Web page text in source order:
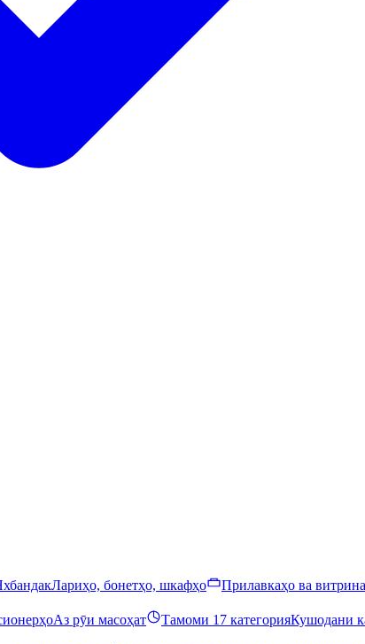
Лариҳо, бонетҳо, шкафҳо Прилавкаҳо ва
Аз рӯи масоҳат Тамоми 17 категорияКушодани